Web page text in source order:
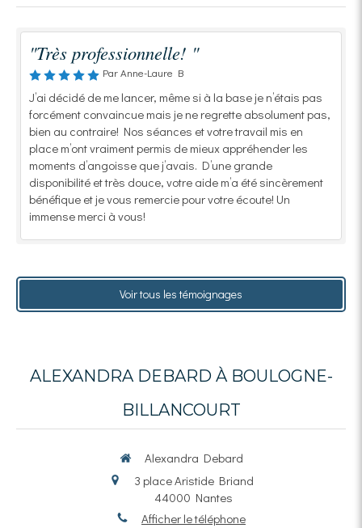
"Très professionnelle! "
Par Anne-Laure B
J’ai décidé de me lancer, même si à la base je n’étais pas
forcément convaincue mais je ne regrette absolument pas,
bien au contraire! Nos séances et votre travail mis en
place m’ont vraiment permis de mieux appréhender les
moments d’angoisse que j’avais. D’une grande
disponibilité et très douce, votre aide m’a été sincèrement
bénéfique et je vous remercie pour votre écoute! Un
immense merci à vous!
Voir tous les témoignages
ALEXANDRA DEBARD À BOULOGNE-
BILLANCOURT
Alexandra Debard
3 place Aristide Briand
44000 Nantes
Afficher le téléphone